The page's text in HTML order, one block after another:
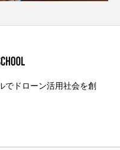
でドローン活用社会を創